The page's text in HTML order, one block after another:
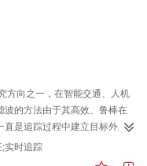
结论提出了一种行为识别算
泛的应用前景。
方向之一，在智能交通、人机
的方法由于其高效、鲁棒在
是追踪过程中建立目标外观
越来越多的跟踪器中引入梯
单一特征，但是该类方法没有
实时追踪